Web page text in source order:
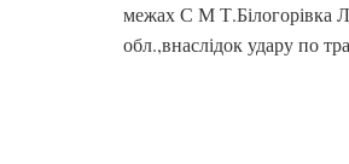
межах С М Т.Білогорівка
обл.,внаслідок удару по